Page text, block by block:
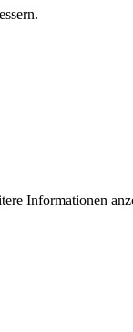
Informationen